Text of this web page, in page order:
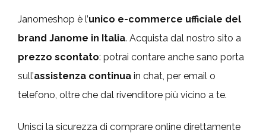
Janomeshop è l’unico e-commerce ufficiale del
brand Janome in Italia. Acquista dal nostro sito a
prezzo scontato: potrai contare anche sano porta
sull’assistenza continua in chat, per email o
telefono, oltre che dal rivenditore più vicino a te.
Unisci la sicurezza di comprare online direttamente